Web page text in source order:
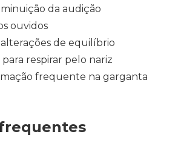
da audição
ouvidos
de equilíbrio
respirar pelo nariz
frequente na garganta